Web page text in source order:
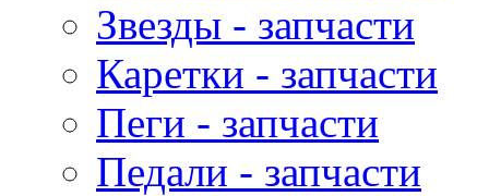
Звезды - запчасти
Каретки - запчасти
Пеги - запчасти
Педали - запчасти